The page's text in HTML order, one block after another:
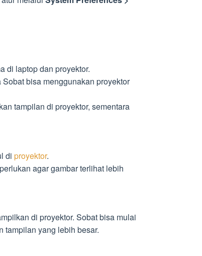
di laptop dan proyektor.
bisa menggunakan proyektor
tampilan di proyektor, sementara
di proyektor.
agar gambar terlihat lebih
di proyektor. Sobat bisa mulai
tampilan yang lebih besar.